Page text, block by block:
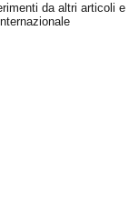
da altri articoli e